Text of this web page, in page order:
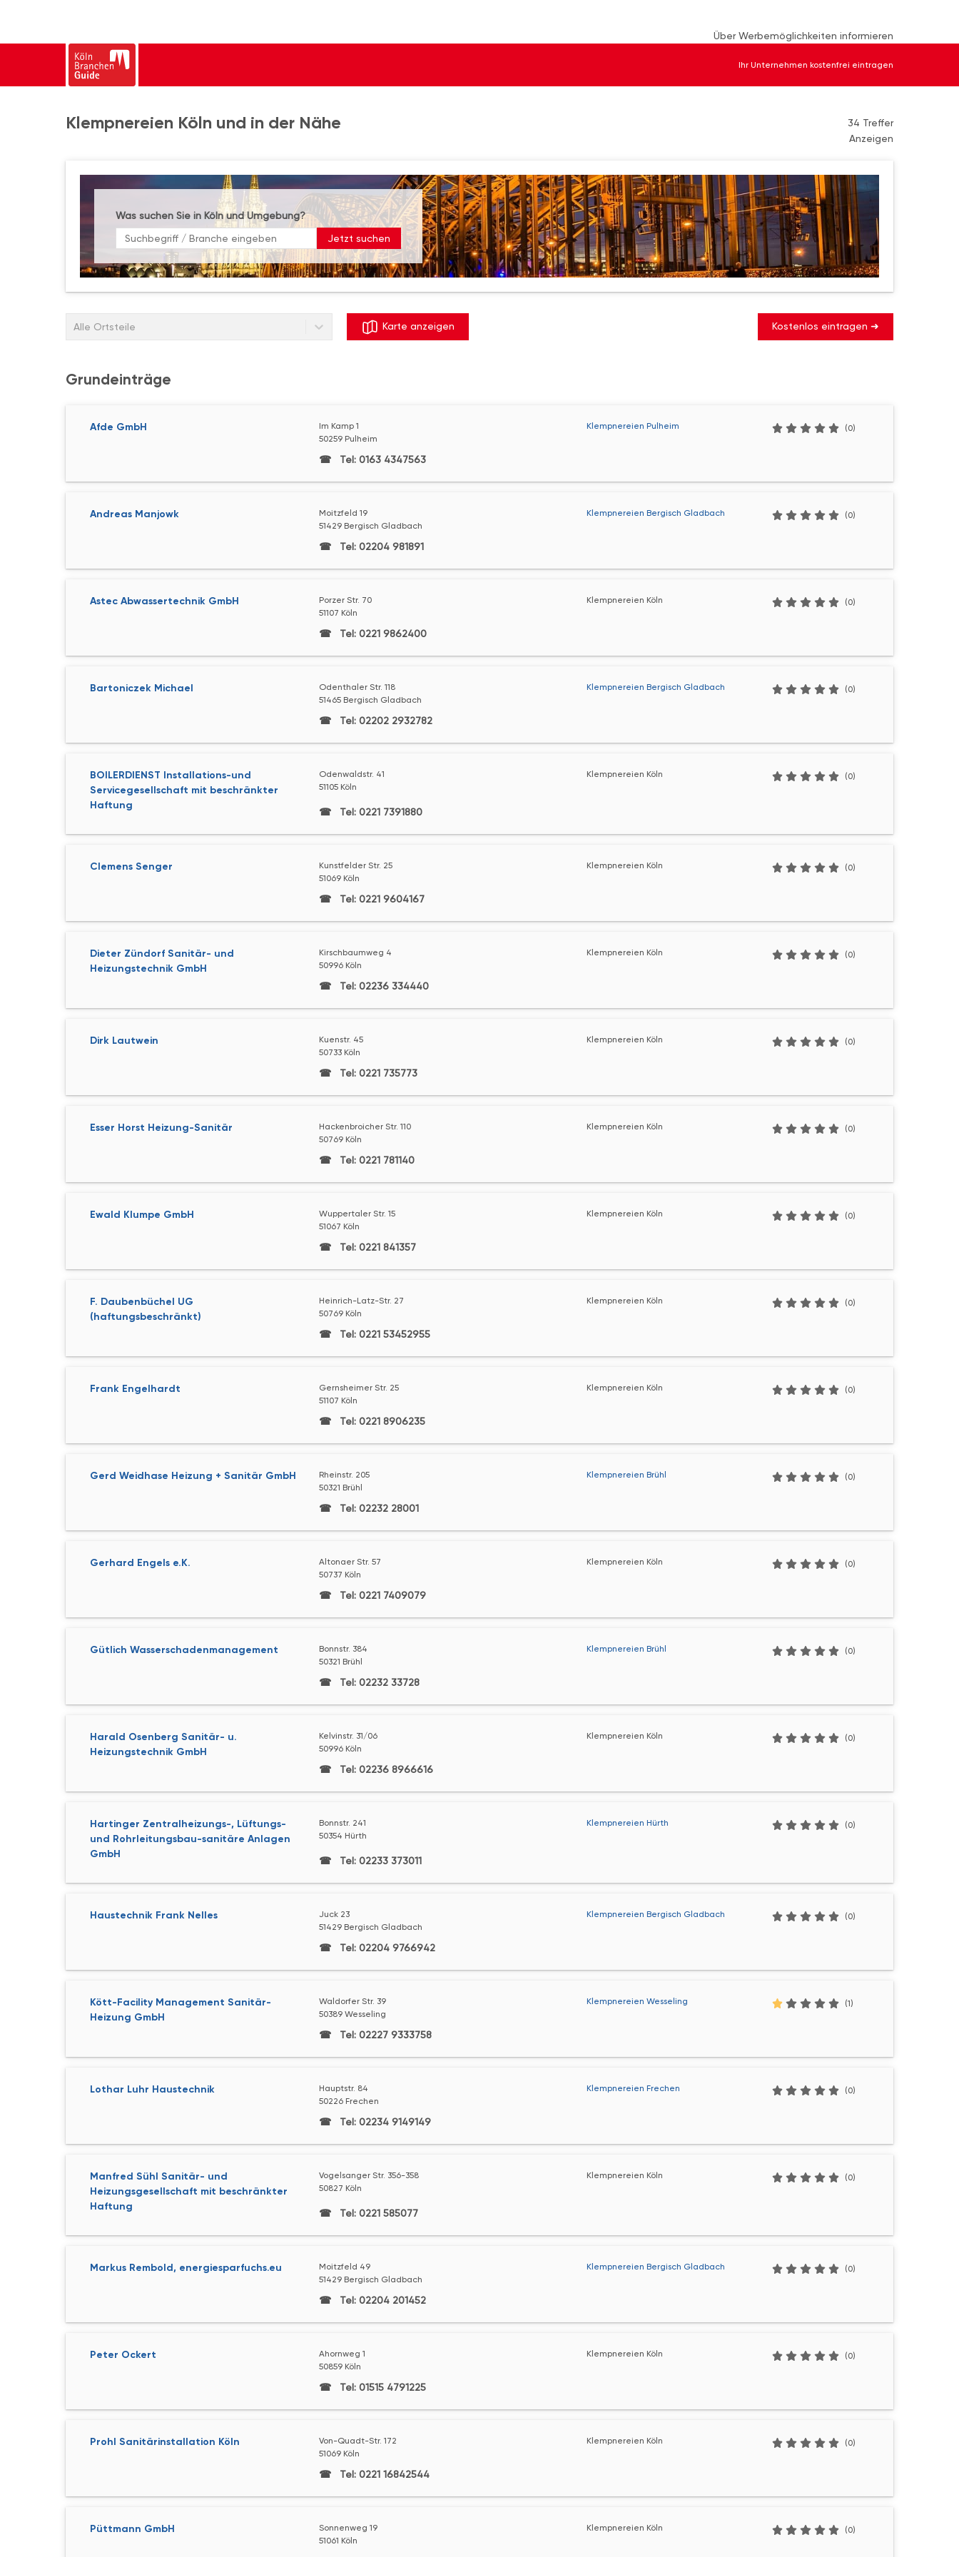
Über Werbemöglichkeiten informieren
Ihr Unternehmen kostenfrei eintragen
Klempnereien Köln und in der Nähe
34 Treffer
Anzeigen
Was suchen Sie in Köln und Umgebung?
Jetzt suchen
Alle Ortsteile Karte anzeigen Kostenlos eintragen ➜
Grundeinträge
Afde GmbH
Im Kamp 1
50259 Pulheim
Tel: 0163 4347563
Klempnereien Pulheim (0)
Andreas Manjowk
Moitzfeld 19
51429 Bergisch Gladbach
Tel: 02204 981891
Klempnereien Bergisch Gladbach (0)
Astec Abwassertechnik GmbH
Porzer Str. 70
51107 Köln
Tel: 0221 9862400
Klempnereien Köln (0)
Bartoniczek Michael
Odenthaler Str. 118
51465 Bergisch Gladbach
Tel: 02202 2932782
Klempnereien Bergisch Gladbach (0)
BOILERDIENST Installations-und
Servicegesellschaft mit beschränkter
Haftung
Odenwaldstr. 41
51105 Köln
Tel: 0221 7391880
Klempnereien Köln (0)
Clemens Senger
Kunstfelder Str. 25
51069 Köln
Tel: 0221 9604167
Klempnereien Köln (0)
Dieter Zündorf Sanitär- und
Heizungstechnik GmbH
Kirschbaumweg 4
50996 Köln
Tel: 02236 334440
Klempnereien Köln (0)
Dirk Lautwein
Kuenstr. 45
50733 Köln
Tel: 0221 735773
Klempnereien Köln (0)
Esser Horst Heizung-Sanitär
Hackenbroicher Str. 110
50769 Köln
Tel: 0221 781140
Klempnereien Köln (0)
Ewald Klumpe GmbH
Wuppertaler Str. 15
51067 Köln
Tel: 0221 841357
Klempnereien Köln (0)
F. Daubenbüchel UG
(haftungsbeschränkt)
Heinrich-Latz-Str. 27
50769 Köln
Tel: 0221 53452955
Klempnereien Köln (0)
Frank Engelhardt
Gernsheimer Str. 25
51107 Köln
Tel: 0221 8906235
Klempnereien Köln (0)
Gerd Weidhase Heizung + Sanitär GmbH
Rheinstr. 205
50321 Brühl
Tel: 02232 28001
Klempnereien Brühl (0)
Gerhard Engels e.K.
Altonaer Str. 57
50737 Köln
Tel: 0221 7409079
Klempnereien Köln (0)
Gütlich Wasserschadenmanagement
Bonnstr. 384
50321 Brühl
Tel: 02232 33728
Klempnereien Brühl (0)
Harald Osenberg Sanitär- u.
Heizungstechnik GmbH
Kelvinstr. 31/06
50996 Köln
Tel: 02236 8966616
Klempnereien Köln (0)
Hartinger Zentralheizungs-, Lüftungs-
und Rohrleitungsbau-sanitäre Anlagen
GmbH
Bonnstr. 241
50354 Hürth
Tel: 02233 373011
Klempnereien Hürth (0)
Haustechnik Frank Nelles
Juck 23
51429 Bergisch Gladbach
Tel: 02204 9766942
Klempnereien Bergisch Gladbach (0)
Kött-Facility Management Sanitär-
Heizung GmbH
Waldorfer Str. 39
50389 Wesseling
Tel: 02227 9333758
Klempnereien Wesseling (1)
Lothar Luhr Haustechnik
Hauptstr. 84
50226 Frechen
Tel: 02234 9149149
Klempnereien Frechen (0)
Manfred Sühl Sanitär- und
Heizungsgesellschaft mit beschränkter
Haftung
Vogelsanger Str. 356-358
50827 Köln
Tel: 0221 585077
Klempnereien Köln (0)
Markus Rembold, energiesparfuchs.eu
Moitzfeld 49
51429 Bergisch Gladbach
Tel: 02204 201452
Klempnereien Bergisch Gladbach (0)
Peter Ockert
Ahornweg 1
50859 Köln
Tel: 01515 4791225
Klempnereien Köln (0)
Prohl Sanitärinstallation Köln
Von-Quadt-Str. 172
51069 Köln
Tel: 0221 16842544
Klempnereien Köln (0)
Püttmann GmbH
Sonnenweg 19
51061 Köln
Klempnereien Köln (0)